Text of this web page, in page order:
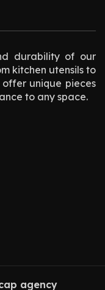
durability of our
kitchen utensils to
unique pieces
to any space.
agency